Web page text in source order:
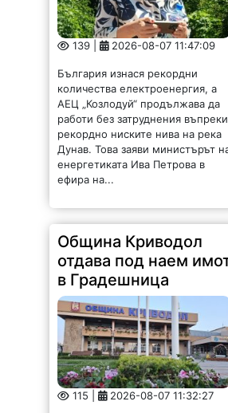
139 | 2026-08-07 11:47:09
България изнася рекордни
АЕЦ „Козлодуй“ продължава да
работи без затруднения въпреки
рекордно ниските нива на река
Дунав. Това заяви министърът на
енергетиката Ива Петрова в
ефира на...
Община Криводол
отдава под наем имот
в Градешница
115 | 2026-08-07 11:32:27
ОБЩИНА КРИВОДОЛ ОБЛАСТ